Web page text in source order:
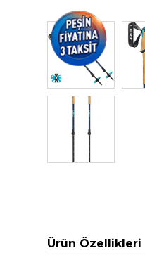
Ürün Özellikleri